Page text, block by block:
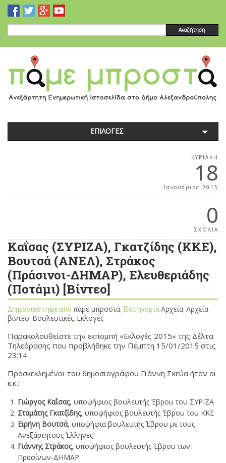
Αναζήτηση
ΕΠΙΛΟΓΕΣ
ΚΥΡΙΑΚΉ
18
Ιανουάριος 2015
0
ΣΧΟΛΙΑ
Καΐσας (ΣΥΡΙΖΑ), Γκατζίδης (ΚΚΕ),
Βουτσά (ΑΝΕΛ), Στράκος
(Πράσινοι-ΔΗΜΑΡ), Ελευθεριάδης
(Ποτάμι) [Βίντεο]
Δημοσιεύτηκε από πάμε μπροστά, ΚατηγορίαΑρχεία, Αρχεία
βίντεο, Βουλευτικές, Εκλογές
Παρακολουθείστε την εκπομπή «Εκλογές 2015» της Δέλτα
Τηλεόρασης που προβλήθηκε την Πέμπτη 15/01/2015 στις
23:14.
Προσκεκλημένοι του δημοσιογράφου Γιάννη Σκεύα ήταν οι
κ.κ.:
Γιώργος Καΐσας, υποψήφιος βουλευτής Έβρου του ΣΥΡΙΖΑ
Σταμάτης Γκατζίδης, υποψήφιος βουλευτής Έβρου του ΚΚΕ
Ειρήνη Βουτσά, υποψήφια βουλευτής Έβρου με τους
Ανεξάρτητους Έλληνες
Γιάννης Στράκος, υποψήφιος βουλευτής Έβρου των
Πρασίνων-ΔΗΜΑΡ